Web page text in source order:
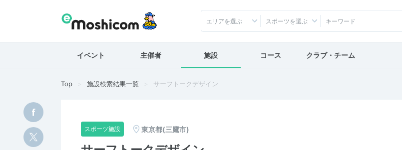
エリアを選ぶ スポーツを選ぶ
イベント 主催者 施設 コース クラブ・チーム
Top 施設検索結果一覧 サーフトークデザイン
スポーツ施設 東京都(三鷹市)